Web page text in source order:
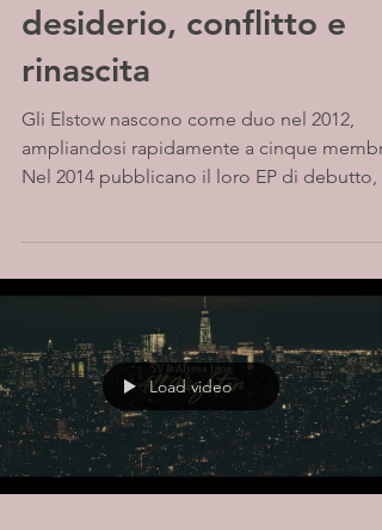
desiderio, conflitto e
rinascita
Gli Elstow nascono come duo nel 2012,
ampliandosi rapidamente a cinque membri.
Nel 2014 pubblicano il loro EP di debutto,
Load video